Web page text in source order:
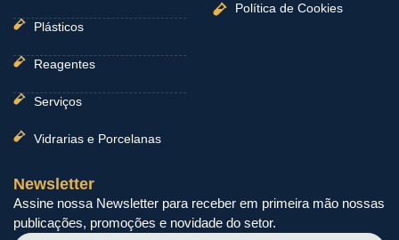
Plásticos
Reagentes
Serviços
Vidrarias e Porcelanas
Política de Cookies
Newsletter
Assine nossa Newsletter para receber em primeira mão nossas
publicações, promoções e novidade do setor.